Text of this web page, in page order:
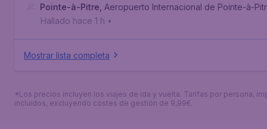
Pointe-à-Pitre Aeropuerto Internacional de Pointe-à-
Hallado hace 1 h •
Mostrar lista completa
*Los precios incluyen los viajes de ida y vuelta. Tarifas por persona,
incluidos, excluyendo costes de gestión de 9,99€.